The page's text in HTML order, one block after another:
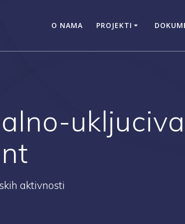
O NAMA PROJEKTI
aktivnosti